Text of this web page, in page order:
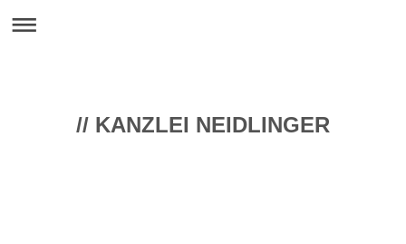
// KANZLEI NEIDLINGER